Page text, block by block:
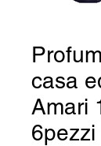
casa
Amari
6pezzi